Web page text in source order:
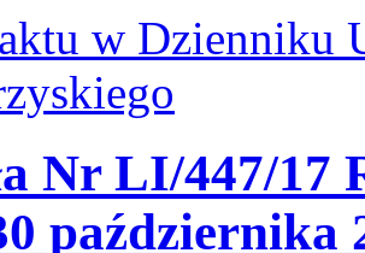
w Dzienniku
Nr LI/447/17
października